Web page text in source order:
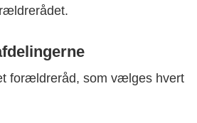
forældreråd, som vælges hvert